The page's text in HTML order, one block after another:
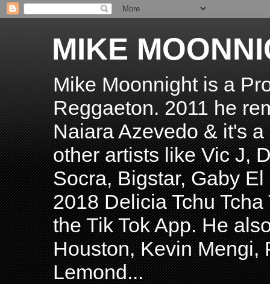
MIKE
Mike Moonnight is a
Reggaeton. 2011 he
Naiara Azevedo & it's
other artists like Vic J,
Socra, Bigstar, Gaby
2018 Delicia Tchu
the Tik Tok App. He
Houston, Kevin Mengi,
Lemond...